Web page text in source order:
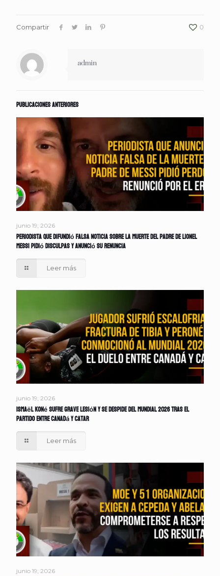
Compartir 0
admin
Publicaciones anteriores
junio 19, 2026
Periodista que difundió falsa noticia sobre la muerte del padre de Lionel
Messi pidió disculpas y anunció su renuncia
Leer más
junio 19, 2026
Ismaël Koné sufre grave lesión y se despide del Mundial 2026 tras el
partido entre Canadá y Catar
Leer más
junio 19, 2026